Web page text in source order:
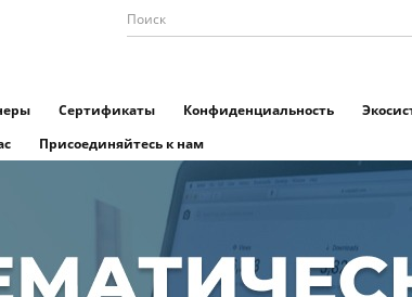
Сертификаты Конфиденциальность
Присоединяйтесь к нам